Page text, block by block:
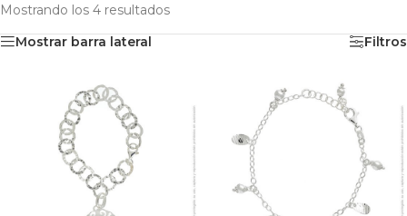
Mostrando los 4 resultados
Mostrar barra lateral Filtros